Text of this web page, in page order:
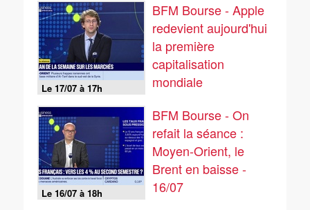
mondiale - 17/07
Le 17/07 à 17h
BFM Bourse - Apple
redevient aujourd'hui
la première
capitalisation
mondiale
Le 16/07 à 18h
BFM Bourse - On
refait la séance :
Moyen-Orient, le
Brent en baisse -
16/07